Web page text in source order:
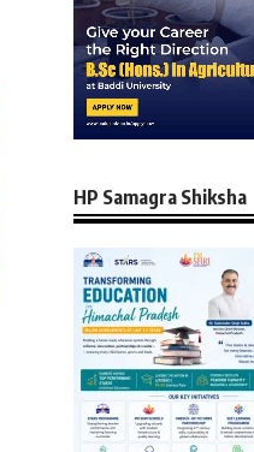
HP Samagra Shiksha